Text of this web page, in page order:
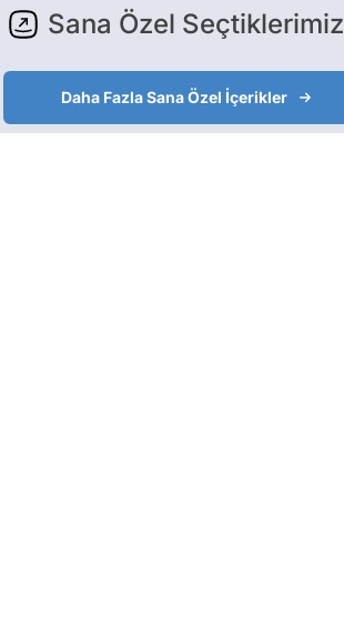
Sana Özel Seçtiklerimiz
Daha Fazla Sana Özel İçerikler